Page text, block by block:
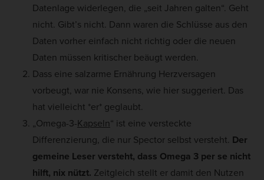
Datenlage widerlegen, die „seit Jahren galten“. Geht
nicht. Gibt’s nicht. Dann waren die Schlüsse aus den
Daten vorher einfach nicht richtig oder die neuen
Daten müssen kritischer beäugt werden.
Dass eine salzarme Ernährung Herzversagen
vorbeugt, war nie Konsens, wie hier suggeriert. Das
hat vielleicht *er* geglaubt.
„Omega-3-Kapseln“ ist eine versteckte
Differenzierung, die nur Spector selbst versteht. Der
gemeine Leser versteht, dass Omega 3 per se nicht
hilft, nix nützt. Zeitgleich stellt er damit den Nutzen